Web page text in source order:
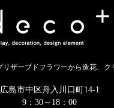
広島市中区舟入川口町14-1
9：30～18：00